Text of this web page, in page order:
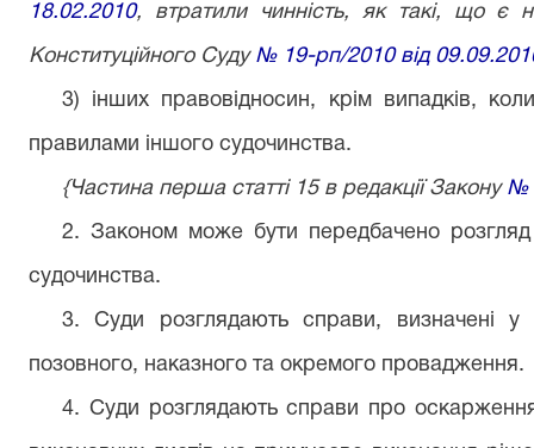
18.02.2010, втратили чинність, як такі, що є
Конституційного Суду № 19-рп/2010 від
3) інших правовідносин, крім випадків,
правилами іншого судочинства.
{Частина перша статті 15 в редакції Закону №
2. Законом може бути передбачено
судочинства.
3. Суди розглядають справи, визначені у
позовного, наказного та окремого провадження.
4. Суди розглядають справи про